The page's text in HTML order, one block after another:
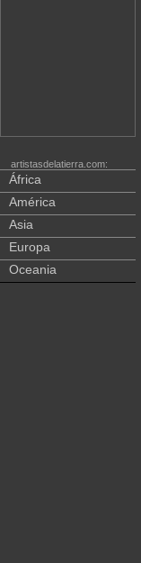
artistasdelatierra.com:
África
América
Asia
Europa
Oceania